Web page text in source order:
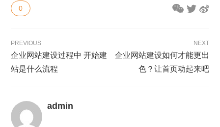
0
PREVIOUS
企业网站建设过程中 开始建
站是什么流程
NEXT
企业网站建设如何才能更出
色？让首页动起来吧
admin